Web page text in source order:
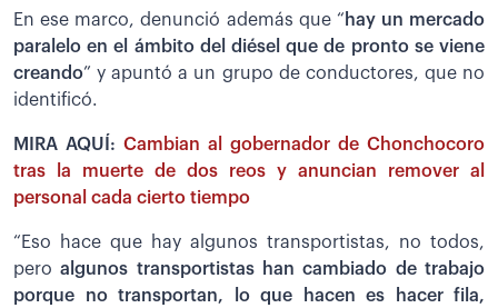
En ese marco, denunció además que “ hay un mercado
paralelo en el ámbito del diésel que de pronto se viene
creando” y apuntó a un grupo de conductores, que no
identificó.
MIRA AQUÍ: Cambian al gobernador de Chonchocoro
tras la muerte de dos reos y anuncian remover al
personal cada cierto tiempo
“Eso hace que hay algunos transportistas, no todos,
pero algunos transportistas han cambiado de trabajo
porque no transportan, lo que hacen es hacer fila,